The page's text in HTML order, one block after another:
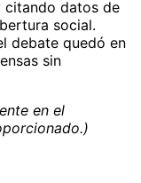
citando datos de
social.
debate quedó en
sin
en el